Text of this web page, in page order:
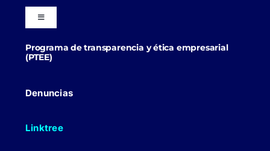
Trabaja con nosotros
Toggle
Navigation
Blog
Politicas Comerciales
Programa de transparencia y ética empresarial
(PTEE)
Denuncias
Linktree